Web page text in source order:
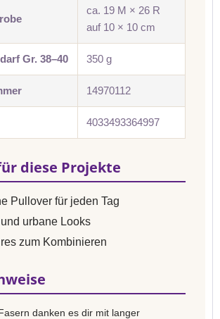
ca. 19 M × 26 R
auf 10 × 10 cm
Gr. 38–40 350 g
14970112
4033493364997
diese Projekte
Pullover für jeden Tag
urbane Looks
zum Kombinieren
danken es dir mit langer